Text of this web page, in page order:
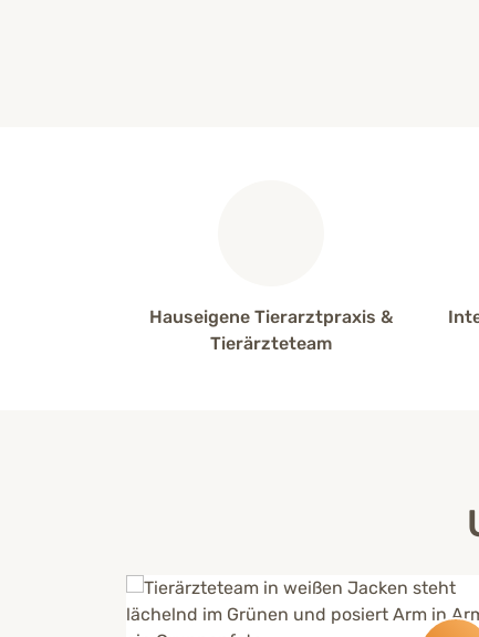
Hauseigene Tierarztpraxis &
Tierärzteteam